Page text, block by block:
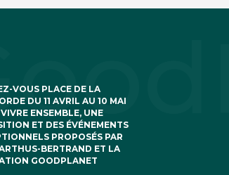
lesVOUS PLACE DE LA
DU 11 AVRIL AU 10 MAI
ENSEMBLE, UNE
ET DES ÉVÉNEMENTS
PROPOSÉS PAR
BERTRAND ET LA
GOODPLANET